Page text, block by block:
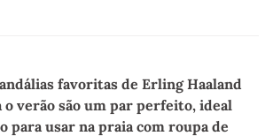
favoritas de Erling Haaland
o verão são um par perfeito, ideal
para usar na praia com roupa de